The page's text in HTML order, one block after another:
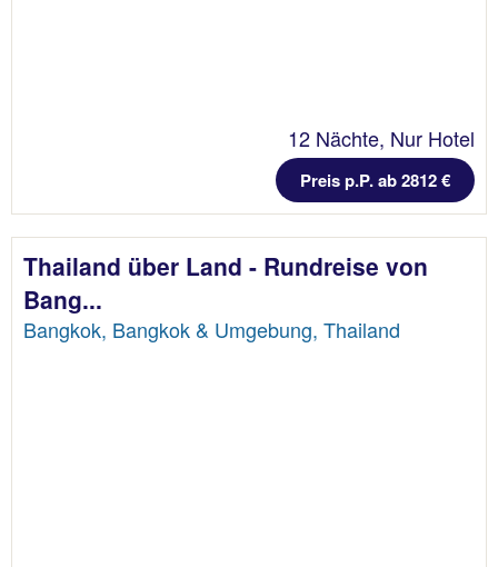
12 Nächte, Nur Hotel
Preis p.P. ab 2812 €
Thailand über Land - Rundreise von
Bang...
Bangkok, Bangkok & Umgebung, Thailand